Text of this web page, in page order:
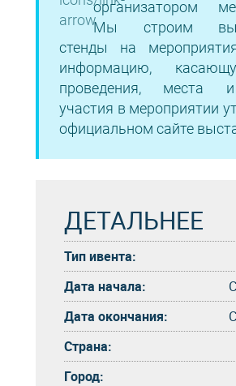
организатором
Мы строим
стенды на
информацию,
проведения, места
участия в мероприятии
официальном сайте
ДЕТАЛЬНЕЕ
Тип ивента:
Дата начала:
Дата окончания:
Страна:
Город: